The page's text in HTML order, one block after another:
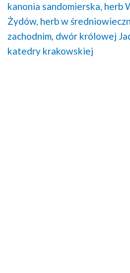
kanonia sandomierska, herb
Żydów, herb w
zachodnim, dwór królowej
katedry krakowskiej